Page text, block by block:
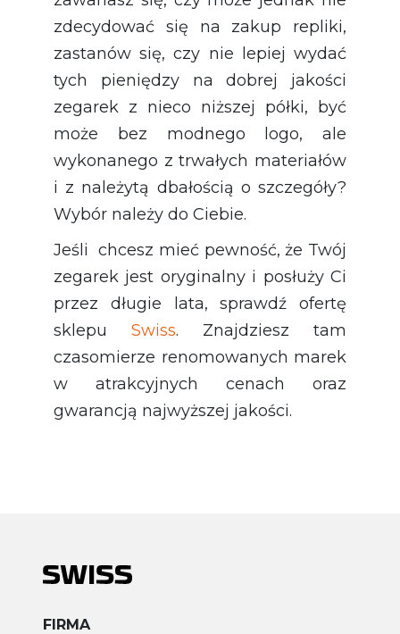
zdecydować się na zakup repliki,
zastanów się, czy nie lepiej wydać
tych pieniędzy na dobrej jakości
zegarek z nieco niższej półki, być
może bez modnego logo, ale
wykonanego z trwałych materiałów
i z należytą dbałością o szczegóły?
Wybór należy do Ciebie.
Jeśli chcesz mieć pewność, że Twój
zegarek jest oryginalny i posłuży Ci
przez długie lata, sprawdź ofertę
sklepu Swiss. Znajdziesz tam
czasomierze renomowanych marek
w atrakcyjnych cenach oraz
gwarancją najwyższej jakości.
FIRMA